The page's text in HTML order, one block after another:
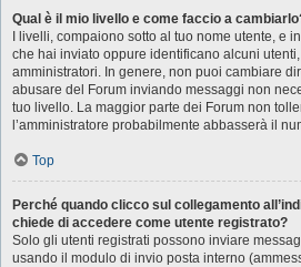
Qual è il mio livello e come faccio a
I livelli, compaiono sotto al tuo nome utente, e
che hai inviato oppure identificano alcuni
amministratori. In genere, non puoi cambiare
abusare del Forum inviando messaggi non
tuo livello. La maggior parte dei Forum non
l’amministratore probabilmente abbasserà il
Top
Perché quando clicco sul collegamento
chiede di accedere come utente registrato?
Solo gli utenti registrati possono inviare
usando il modulo di invio posta interno